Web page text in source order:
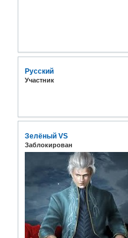
Русский
Участник
Зелёный VS
Заблокирован